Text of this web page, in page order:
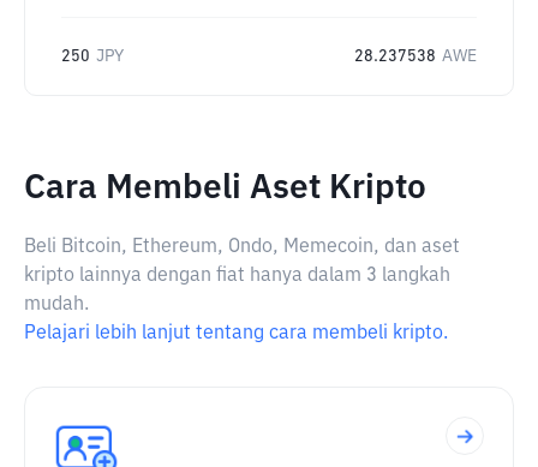
250 JPY 28.237538 AWE
Cara Membeli Aset Kripto
Beli Bitcoin, Ethereum, Ondo, Memecoin, dan aset
kripto lainnya dengan fiat hanya dalam 3 langkah
mudah.
Pelajari lebih lanjut tentang cara membeli kripto.